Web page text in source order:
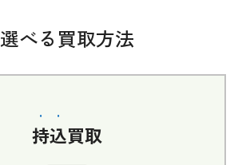
選べる買取方法
持込買取